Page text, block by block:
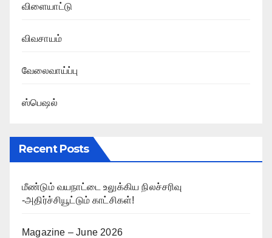
விளையாட்டு
விவசாயம்
வேலைவாய்ப்பு
ஸ்பெஷல்
Recent Posts
மீண்டும் வயநாட்டை உலுக்கிய நிலச்சரிவு
-அதிர்ச்சியூட்டும் காட்சிகள்!
Magazine – June 2026